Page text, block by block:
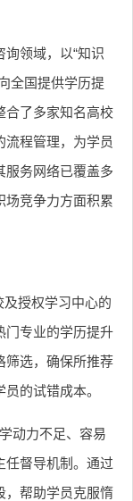
领域，以“知识
全国提供学历提
合了多家知名高校
流程管理，为学员
服务网络已覆盖多
场竞争力方面积累
及授权学习中心的
门专业的学历提升
筛选，确保所推荐
的试错成本。
动力不足、容易
任督导机制。通过
，帮助学员克服惰